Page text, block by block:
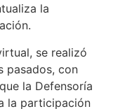
la
se realizó
pasados, con
la Defensoría
la participación